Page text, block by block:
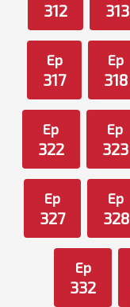
312 313
Ep
317
Ep
318
Ep
322
Ep
323
Ep
327
Ep
328
Ep
332